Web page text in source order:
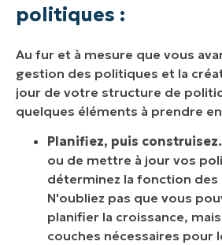
politiques :
Au fur et à mesure que vous
gestion des politiques et la
jour de votre structure de
quelques éléments à prendre
Planifiez, puis construisez.
ou de mettre à jour vos
déterminez la fonction des
N'oubliez pas que vous
planifier la croissance,
couches nécessaires pour